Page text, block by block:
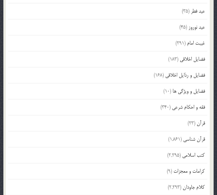
عید فطر (35)
عید نوروز (45)
غیبت امام (291)
فضایل اخلاقی (183)
فضایل و رذایل اخلاقی (168)
فضایل و ویژگی ها (10)
فقه و احکام شرعی (340)
قرآن(23)
قرآن شناسی (1,861)
کتب اسلامی (2,295)
کرامات و معجزات (9)
کلام جاودان(2,293)